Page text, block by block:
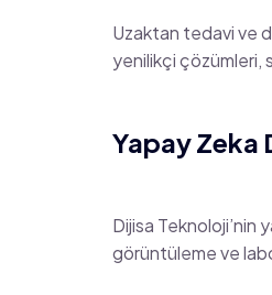
Uzaktan tedavi ve
yenilikçi çözümleri,
Yapay Zeka
Dijisa Teknoloji’nin
görüntüleme ve